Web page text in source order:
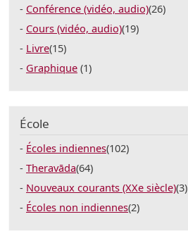
Conférence (vidéo, audio)(26)
Cours (vidéo, audio)(19)
Livre(15)
Graphique (1)
École
Écoles indiennes(102)
Theravāda(64)
Nouveaux courants (XXe siècle)(3)
Écoles non indiennes(2)